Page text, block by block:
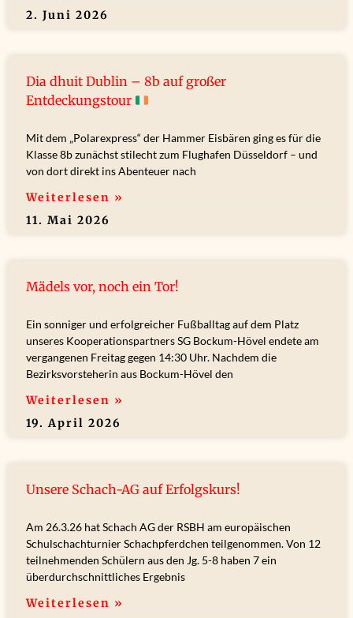
2. Juni 2026
Dia dhuit Dublin – 8b auf großer
Entdeckungstour
Mit dem „Polarexpress“ der Hammer Eisbären ging es für die
Klasse 8b zunächst stilecht zum Flughafen Düsseldorf – und
von dort direkt ins Abenteuer nach
Weiterlesen »
11. Mai 2026
Mädels vor, noch ein Tor!
Ein sonniger und erfolgreicher Fußballtag auf dem Platz
unseres Kooperationspartners SG Bockum-Hövel endete am
vergangenen Freitag gegen 14:30 Uhr. Nachdem die
Bezirksvorsteherin aus Bockum-Hövel den
Weiterlesen »
19. April 2026
Unsere Schach-AG auf Erfolgskurs!
Am 26.3.26 hat Schach AG der RSBH am europäischen
Schulschachturnier Schachpferdchen teilgenommen. Von 12
teilnehmenden Schülern aus den Jg. 5-8 haben 7 ein
überdurchschnittliches Ergebnis
Weiterlesen »